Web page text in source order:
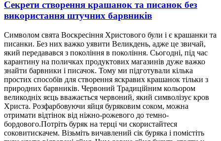
Секрети створення крашанок та писанок без
використання штучних барвників
Символом свята Воскресіння Христового були і є крашанки та
писанки. Без них важко уявити Великдень, адже це звичай,
який передавався з покоління в покоління. Сьогодні, під час
карантину на поличках продуктових магазинів дуже важко
знайти барвники і писачок. Тому ми підготували кілька
простих способів для створення яскравих крашанок тільки з
природних барвників. Червоний Традиційним кольором
великодніх яєць вважається червоний, який символізує кров
Христа. Розфарбовуючи яйця буряковим соком, можна
отримати відтінок від ніжно-рожевого до темно-
бордового.Потріть буряк на терці чи скористайтеся
соковитискачем. Візьміть вичавлений сік буряка і помістіть